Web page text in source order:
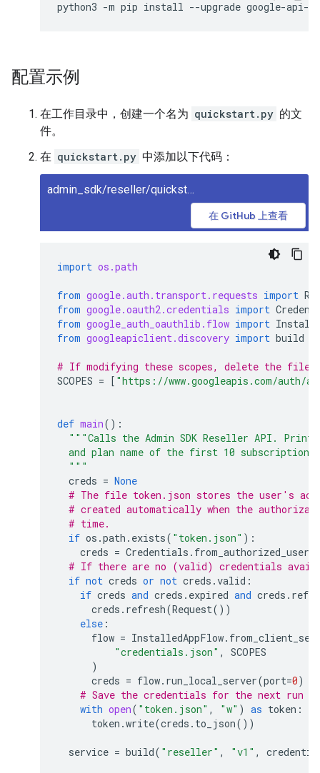
python3 -m pip install --upgrade google-api-
配置示例
在工作目录中，创建一个名为 quickstart.py 的文
件。
在 quickstart.py 中添加以下代码：
admin_sdk/reseller/quickstart.py
在 GitHub 上查看
import os.path
from google.auth.transport.requests import
from google.oauth2.credentials import
from google_auth_oauthlib.flow import
from googleapiclient.discovery import build
# If modifying these scopes, delete the file
SCOPES = [ "https://www.googleapis.com/auth/
def main():
"""Calls the Admin SDK Reseller API.
and plan name of the first 10
  """
creds = None
# The file token.json stores the user's
# created automatically when the
# time.
if os .path . exists( "token.json" ):
creds = Credentials .
# If there are no (valid) credentials
if not creds or not creds .valid :
if creds and creds . expired and creds .
creds . refresh(Request())
else :
flow = InstalledAppFlow.
"credentials.json" ,
SCOPES
)
creds = flow. run_local_server(port=0)
# Save the credentials for the next run
with open( "token.json" , "w" ) as token :
token .write(creds . to_json())
service = build( "reseller" , "v1" ,